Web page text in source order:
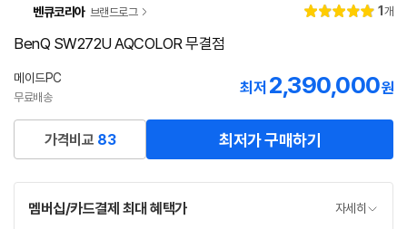
벤큐코리아 브랜드로그
별
5.
리
1개
BenQ SW272U AQCOLOR 무결점
메이드PC네
페
이
무료배송
최저 2,390,000원
가격비교 83 최저가 구매하기
멤버십/카드결제 최대 혜택가 자세히